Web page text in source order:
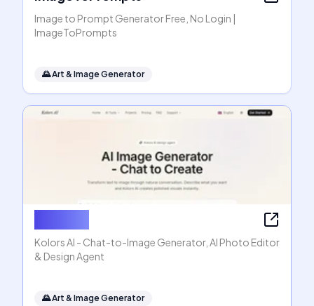
Image to Prompt Generator Free, No Login |
ImageToPrompts
🌄Art & Image Generator
Kolors AI - Chat-to-Image Generator, AI Photo Editor
& Design Agent
🌄Art & Image Generator